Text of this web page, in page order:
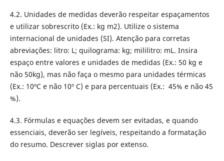
4.2. Unidades de medidas deverão respeitar espaçamentos
e utilizar sobrescrito (Ex.: kg m2). Utilize o sistema
internacional de unidades (SI). Atenção para corretas
abreviações: litro: L; quilograma: kg; mililitro: mL. Insira
espaço entre valores e unidades de medidas (Ex.: 50 kg e
não 50kg), mas não faça o mesmo para unidades térmicas
(Ex.: 10ºC e não 10º C) e para percentuais (Ex.: 45% e não 45
%).
4.3. Fórmulas e equações devem ser evitadas, e quando
essenciais, deverão ser legíveis, respeitando a formatação
do resumo. Descrever siglas por extenso.